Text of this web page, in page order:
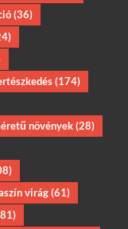
(36)
(174)
növények(28)
virág(61)